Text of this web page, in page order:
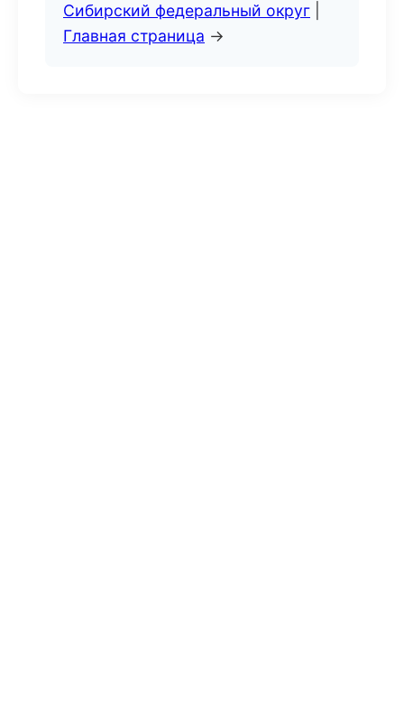
Сибирский федеральный округ
Главная страница →